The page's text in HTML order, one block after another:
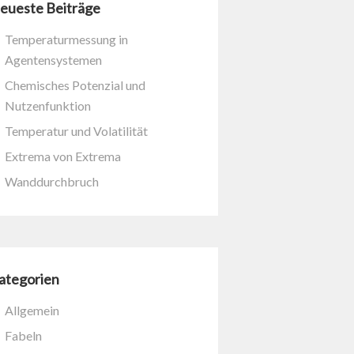
Beiträge
Temperaturmessung in
Agentensystemen
Chemisches Potenzial und
Nutzenfunktion
Temperatur und Volatilität
Extrema von Extrema
Wanddurchbruch
Allgemein
Fabeln